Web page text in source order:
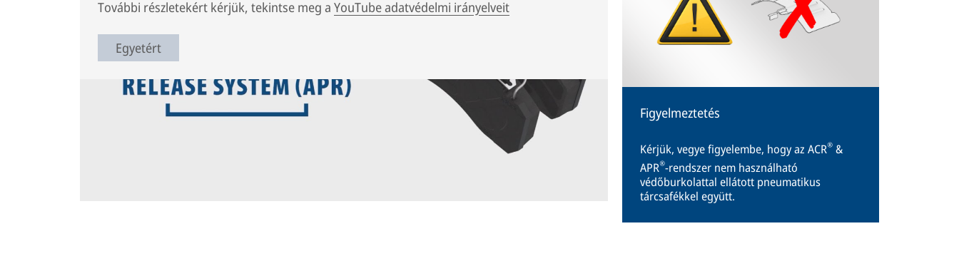
További részletekért kérjük, tekintse meg a YouTube adatvédelmi irányelveit
Egyetért
Ez az animáció elmagyarázza, mi az az aktív fékbetétkioldó rendszer, bemutatja annak működését és
Figyelmeztetés
Kérjük, vegye figyelembe, hogy az ACR® &
APR®-rendszer nem használható
védőburkolattal ellátott pneumatikus
tárcsafékkel együtt.